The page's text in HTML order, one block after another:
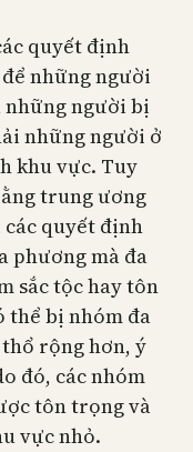
quyết định
những người
người bị
những người ở
khu vực. Tuy
trung ương
các quyết định
phương mà đa
sắc tộc hay tôn
thể bị nhóm đa
rộng hơn, ý
đó, các nhóm
tôn trọng và
vực nhỏ.